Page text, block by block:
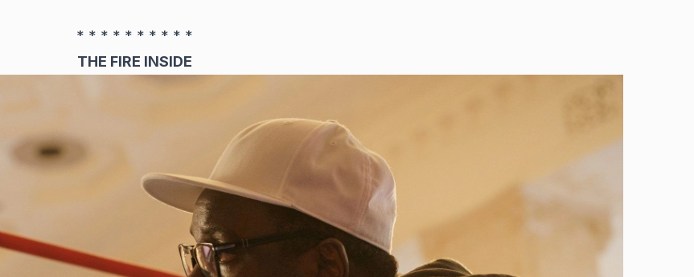
* * * * * * * * * *
THE FIRE INSIDE